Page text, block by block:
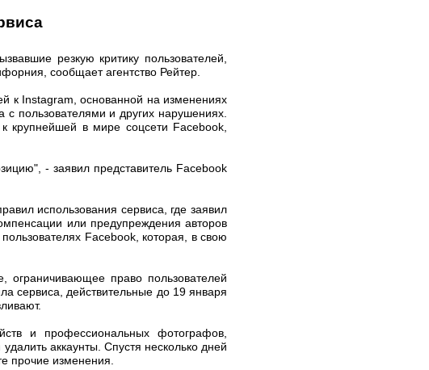
резкую критику пользователей,
сообщает агентство Рейтер.
к Instagram, основанной на изменениях
с пользователями и других нарушениях.
крупнейшей в мире соцсети Facebook,
- заявил представитель Facebook
использования сервиса, где заявил
или предупреждения авторов
Facebook, которая, в свою
ограничивающее право пользователей
сервиса, действительные до 19 января
и профессиональных фотографов,
аккаунты. Спустя несколько дней
прочие изменения.